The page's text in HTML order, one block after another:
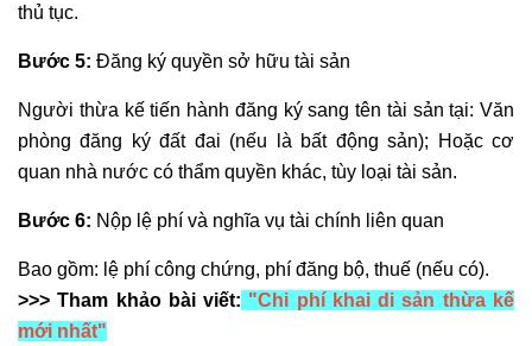
thủ tục.
Bước 5: Đăng ký quyền sở hữu tài sản
Người thừa kế tiến hành đăng ký sang tên tài sản tại: Văn
phòng đăng ký đất đai (nếu là bất động sản); Hoặc cơ
quan nhà nước có thẩm quyền khác, tùy loại tài sản.
Bước 6: Nộp lệ phí và nghĩa vụ tài chính liên quan
Bao gồm: lệ phí công chứng, phí đăng bộ, thuế (nếu có).
>>> Tham khảo bài viết: "Chi phí khai di sản thừa kế
mới nhất"